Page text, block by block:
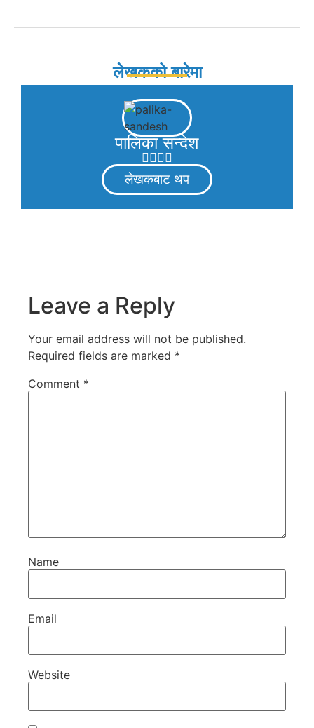
लेखकको बारेमा
पालिका सन्देश
लेखकबाट थप
Leave a Reply
Your email address will not be published.
Required fields are marked *
Comment *
Name
Email
Website